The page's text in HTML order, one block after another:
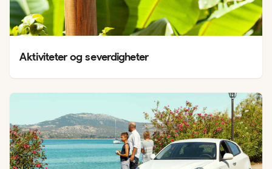
Aktiviteter og severdigheter